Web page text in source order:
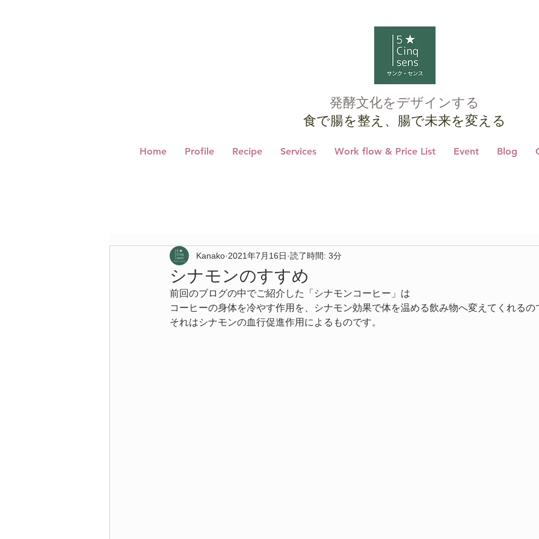
発酵文化をデザインする
食で腸を整え、腸で未来を変える
Home Profile Recipe Services Work flow & Price List Event Blog
シナモンのすすめ
Kanako 2021年7月16日 読了時間: 3分
前回のブログの中でご紹介した「シナモンコーヒー」は
コーヒーの身体を冷やす作用を、シナモン効果で体を温める飲み物へ変えてくれるの
それはシナモンの血行促進作用によるものです。